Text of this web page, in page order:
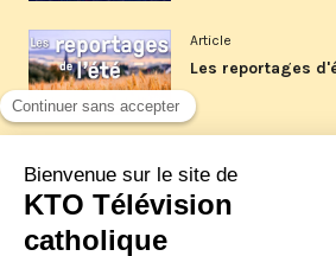
Article
Les reportages
La visite pastorale
XIV à Assise à
jeudi 6 août